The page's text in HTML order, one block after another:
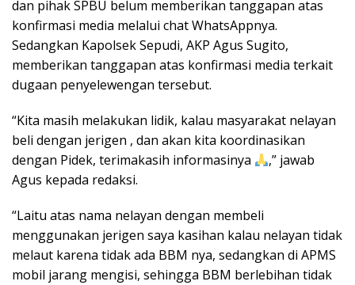
dan pihak SPBU belum memberikan tanggapan atas
konfirmasi media melalui chat WhatsAppnya.
Sedangkan Kapolsek Sepudi, AKP Agus Sugito,
memberikan tanggapan atas konfirmasi media terkait
dugaan penyelewengan tersebut.
“Kita masih melakukan lidik, kalau masyarakat nelayan
beli dengan jerigen , dan akan kita koordinasikan
dengan Pidek, terimakasih informasinya
,” jawab
Agus kepada redaksi.
“Laitu atas nama nelayan dengan membeli
menggunakan jerigen saya kasihan kalau nelayan tidak
melaut karena tidak ada BBM nya, sedangkan di APMS
mobil jarang mengisi, sehingga BBM berlebihan tidak